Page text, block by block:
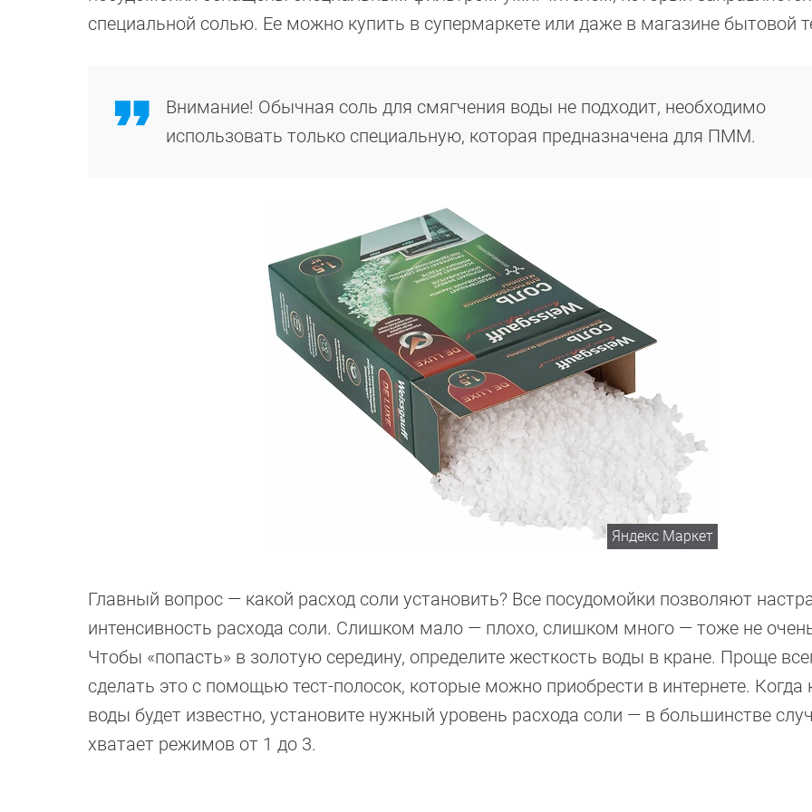
специальной солью. Ее можно купить в супермаркете или даже в магазине бытовой
Внимание! Обычная соль для смягчения воды не подходит, необходимо
использовать только специальную, которая предназначена для ПММ.
Яндекс Маркет
Главный вопрос — какой расход соли установить? Все посудомойки позволяют
интенсивность расхода соли. Слишком мало — плохо, слишком много — тоже не
Чтобы «попасть» в золотую середину, определите жесткость воды в кране. Проще
сделать это с помощью тест-полосок, которые можно приобрести в интернете. Когда
воды будет известно, установите нужный уровень расхода соли — в большинстве
хватает режимов от 1 до 3.